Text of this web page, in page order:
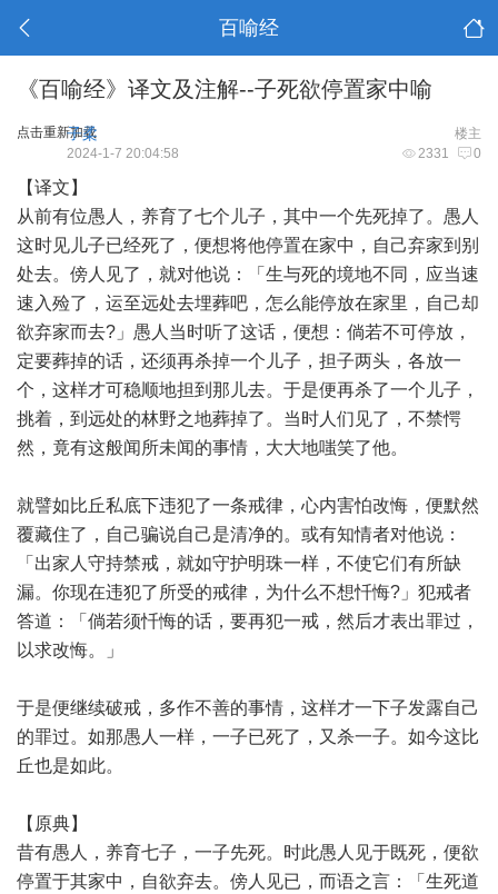
百喻经
《百喻经》译文及注解--子死欲停置家中喻
点击重新加载 楼主
子柔
2331 0
2024-1-7 20:04:58
【译文】
从前有位愚人，养育了七个儿子，其中一个先死掉了。愚人
这时见儿子已经死了，便想将他停置在家中，自己弃家到别
处去。傍人见了，就对他说：「生与死的境地不同，应当速
速入殓了，运至远处去埋葬吧，怎么能停放在家里，自己却
欲弃家而去?」愚人当时听了这话，便想：倘若不可停放，
定要葬掉的话，还须再杀掉一个儿子，担子两头，各放一
个，这样才可稳顺地担到那儿去。于是便再杀了一个儿子，
挑着，到远处的林野之地葬掉了。当时人们见了，不禁愕
然，竟有这般闻所未闻的事情，大大地嗤笑了他。
就譬如比丘私底下违犯了一条戒律，心内害怕改悔，便默然
覆藏住了，自己骗说自己是清净的。或有知情者对他说：
「出家人守持禁戒，就如守护明珠一样，不使它们有所缺
漏。你现在违犯了所受的戒律，为什么不想忏悔?」犯戒者
答道：「倘若须忏悔的话，要再犯一戒，然后才表出罪过，
以求改悔。」
于是便继续破戒，多作不善的事情，这样才一下子发露自己
的罪过。如那愚人一样，一子已死了，又杀一子。如今这比
丘也是如此。
【原典】
昔有愚人，养育七子，一子先死。时此愚人见于既死，便欲
停置于其家中，自欲弃去。傍人见已，而语之言：「生死道